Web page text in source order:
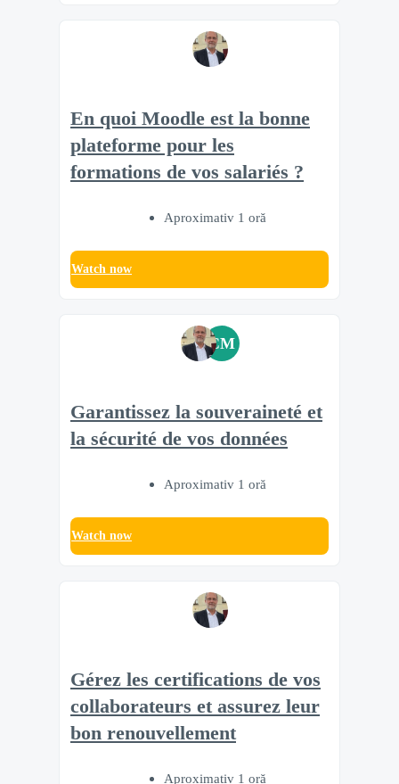
En quoi Moodle est la bonne
plateforme pour les
formations de vos salariés ?
Aproximativ 1 oră
Watch now
CM
Garantissez la souveraineté et
la sécurité de vos données
Aproximativ 1 oră
Watch now
Gérez les certifications de vos
collaborateurs et assurez leur
bon renouvellement
Aproximativ 1 oră